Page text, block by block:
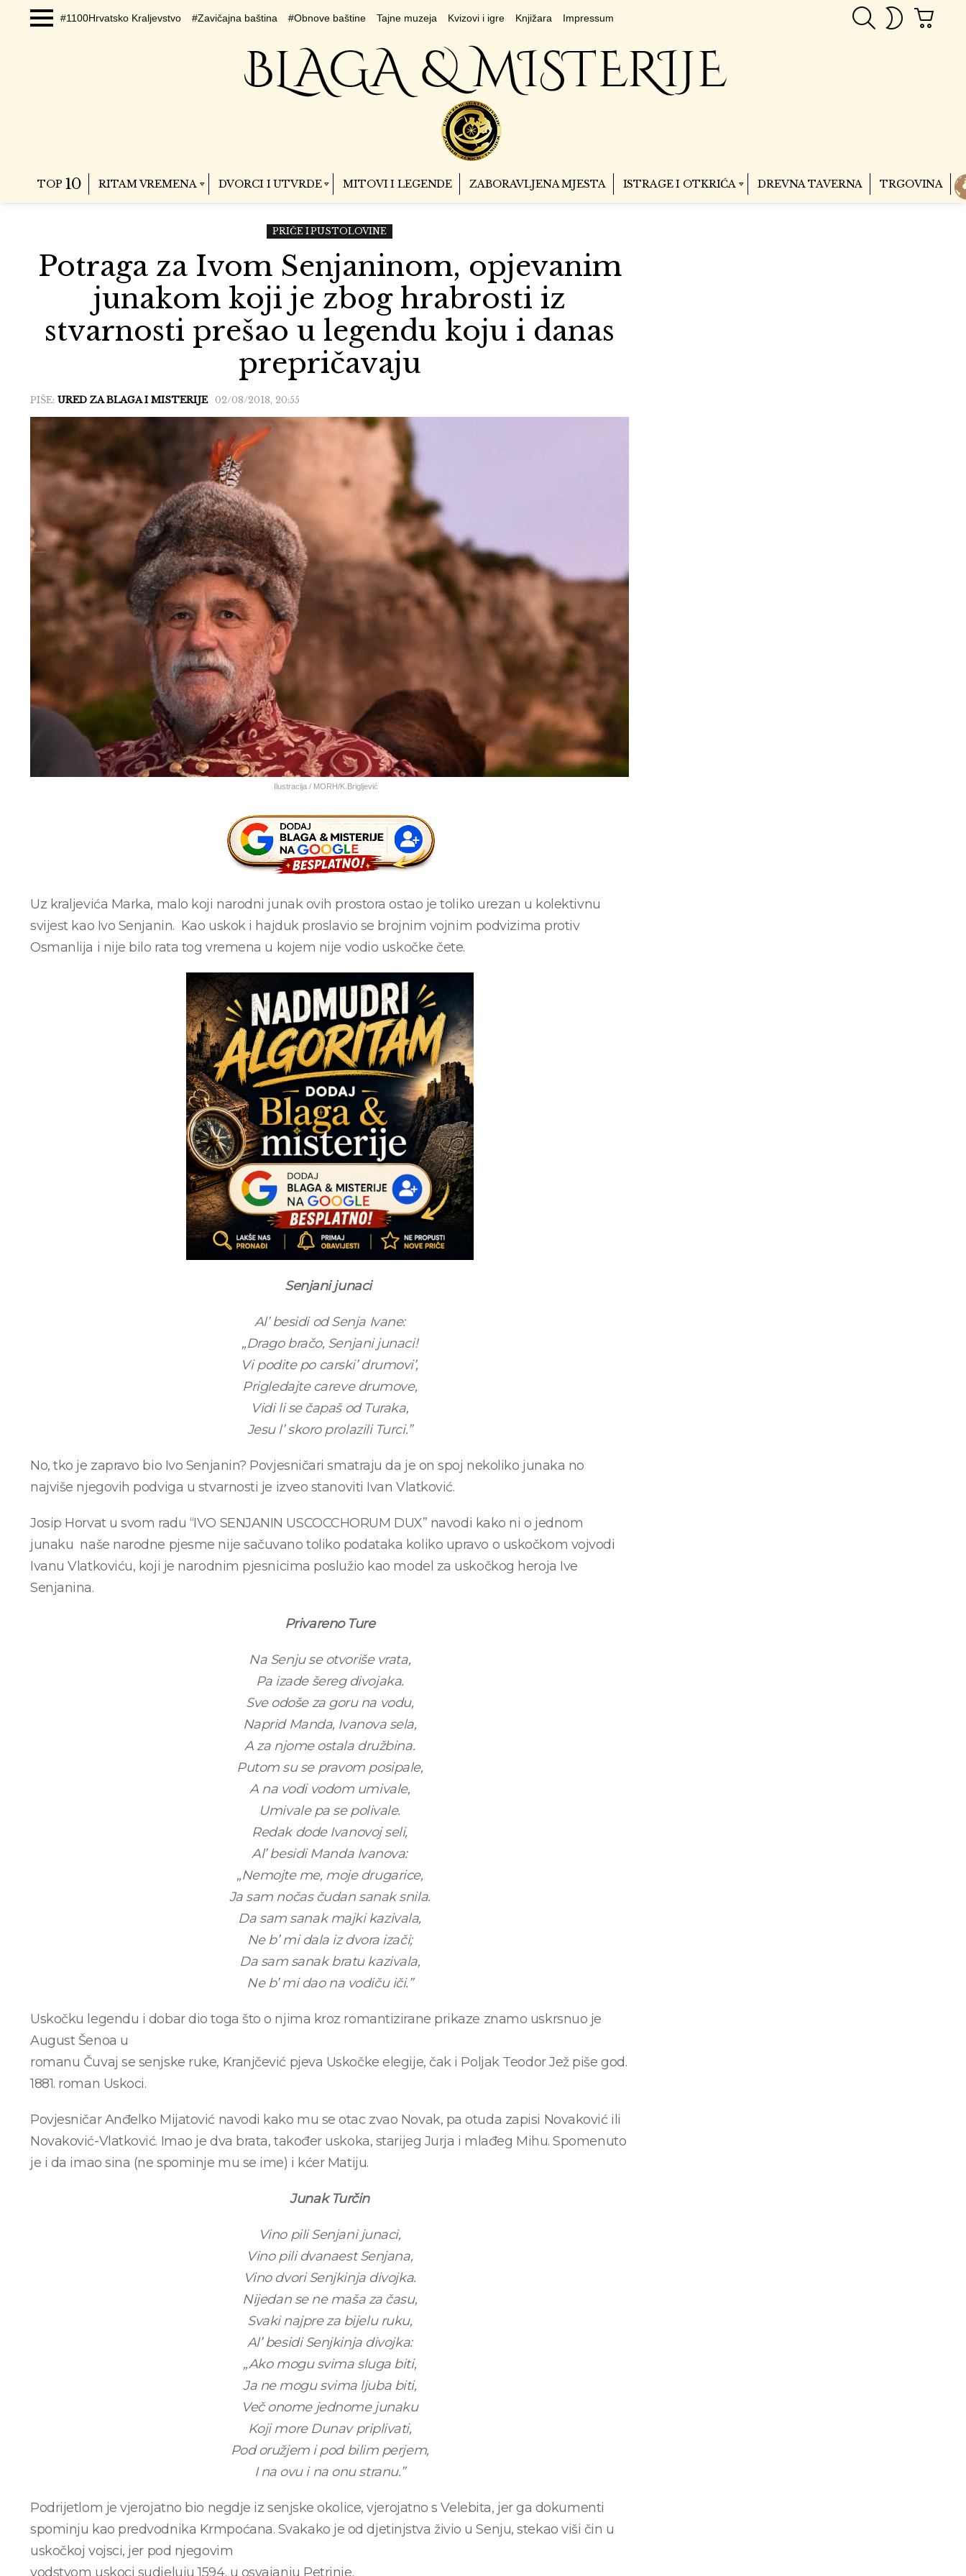
#1100Hrvatsko Kraljevstvo #Zavičajna baština #Obnove baštine Tajne muzeja Kvizovi i igre Knjižara Impressum
PRETRAGASWITCH
SKIN
TOP 10 RITAM VREMENA DVORCI I UTVRDE MITOVI I LEGENDE ZABORAVLJENA MJESTA ISTRAGE I OTKRIĆA DREVNA TAVERNA TRGOVINA
PRIČE I PUSTOLOVINE
Potraga za Ivom Senjaninom, opjevanim
junakom koji je zbog hrabrosti iz
stvarnosti prešao u legendu koju i danas
prepričavaju
PIŠE: URED ZA BLAGA I MISTERIJE 02/08/2018, 20:55
Ilustracija / MORH/K.Brigljević
Uz kraljevića Marka, malo koji narodni junak ovih prostora ostao je toliko urezan u kolektivnu
svijest kao Ivo Senjanin. Kao uskok i hajduk proslavio se brojnim vojnim podvizima protiv
Osmanlija i nije bilo rata tog vremena u kojem nije vodio uskočke čete.
Senjani junaci
Al’ besidi od Senja Ivane:
„Drago bračo, Senjani junaci!
Vi podite po carski’ drumovi’,
Prigledajte careve drumove,
Vidi li se čapaš od Turaka,
Jesu l’ skoro prolazili Turci.”
No, tko je zapravo bio Ivo Senjanin? Povjesničari smatraju da je on spoj nekoliko junaka no
najviše njegovih podviga u stvarnosti je izveo stanoviti Ivan Vlatković.
Josip Horvat u svom radu “IVO SENJANIN USCOCCHORUM DUX” navodi kako ni o jednom
junaku naše narodne pjesme nije sačuvano toliko podataka koliko upravo o uskočkom vojvodi
Ivanu Vlatkoviću, koji je narodnim pjesnicima poslužio kao model za uskočkog heroja Ive
Senjanina.
Privareno Ture
Na Senju se otvoriše vrata,
Pa izade šereg divojaka.
Sve odoše za goru na vodu,
Naprid Manda, Ivanova sela,
A za njome ostala družbina.
Putom su se pravom posipale,
A na vodi vodom umivale,
Umivale pa se polivale.
Redak dode Ivanovoj seli,
Al’ besidi Manda Ivanova:
„Nemojte me, moje drugarice,
Ja sam nočas čudan sanak snila.
Da sam sanak majki kazivala,
Ne b’ mi dala iz dvora izači;
Da sam sanak bratu kazivala,
Ne b’ mi dao na vodiču iči.”
Uskočku legendu i dobar dio toga što o njima kroz romantizirane prikaze znamo uskrsnuo je
August Šenoa u
romanu Čuvaj se senjske ruke, Kranjčević pjeva Uskočke elegije, čak i Poljak Teodor Jež piše god.
1881. roman Uskoci.
Povjesničar Anđelko Mijatović navodi kako mu se otac zvao Novak, pa otuda zapisi Novaković ili
Novaković-Vlatković. Imao je dva brata, također uskoka, starijeg Jurja i mlađeg Mihu. Spomenuto
je i da imao sina (ne spominje mu se ime) i kćer Matiju.
Junak Turčin
Vino pili Senjani junaci,
Vino pili dvanaest Senjana,
Vino dvori Senjkinja divojka.
Nijedan se ne maša za času,
Svaki najpre za bijelu ruku,
Al’ besidi Senjkinja divojka:
„Ako mogu svima sluga biti,
Ja ne mogu svima ljuba biti,
Več onome jednome junaku
Koji more Dunav priplivati,
Pod oružjem i pod bilim perjem,
I na ovu i na onu stranu.”
Podrijetlom je vjerojatno bio negdje iz senjske okolice, vjerojatno s Velebita, jer ga dokumenti
spominju kao predvodnika Krmpoćana. Svakako je od djetinjstva živio u Senju, stekao viši čin u
uskočkoj vojsci, jer pod njegovim
vodstvom uskoci sudjeluju 1594. u osvajanju Petrinje.